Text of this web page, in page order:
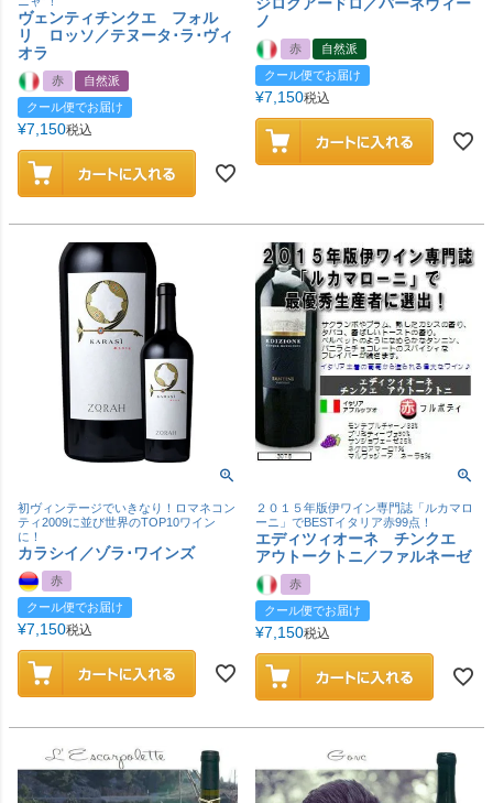
ヴェンティチンクエ フォル
リ ロッソ／テヌータ･ラ･ヴィ
オラ
赤
自然派
クール便でお届け
¥7,150税込
ノ
赤
自然派
クール便でお届け
¥7,150税込
初ヴィンテージでいきなり！ロマネコン
ティ2009に並び世界のTOP10ワイン
に！
カラシイ／ゾラ･ワインズ
赤
クール便でお届け
¥7,150税込
２０１５年版伊ワイン専門誌「ルカマロ
ーニ」でBESTイタリア赤99点！
エディツィオーネ チンクエ
アウトークトニ／ファルネーゼ
赤
クール便でお届け
¥7,150税込